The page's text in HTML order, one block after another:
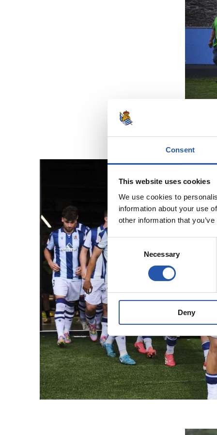
Consent
This website uses cookies
We use cookies to
information about your use
other information that
Consent
Selection
Necessary
Deny